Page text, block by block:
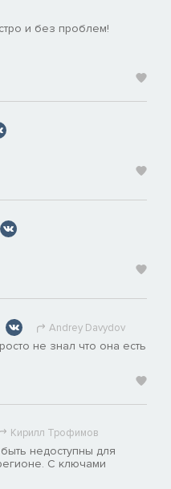
и без проблем!
Andrey Davydov
не знал что она есть
Кирилл Трофимов
недоступны для
С ключами